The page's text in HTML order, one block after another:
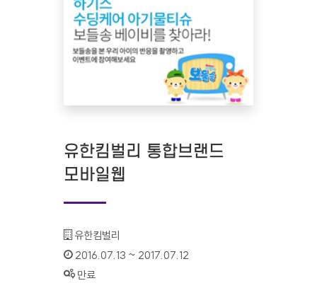
유한킴벌리 통합브랜드
모바일웹
기관명 :
유한킴벌리
인증기간 :
2016.07.13 ~ 2017.07.12
상태 :
만료